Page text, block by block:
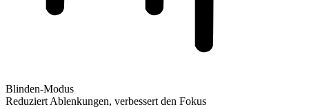
Blinden-Modus
Reduziert Ablenkungen, verbessert den Fokus